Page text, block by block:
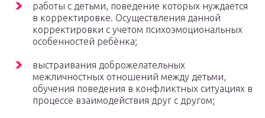
работы с детьми, поведение которых нуждается
в корректировке. Осуществления данной
корректировки с учетом психоэмоциональных
особенностей ребёнка;
выстраивания доброжелательных
межличностных отношений между детьми,
обучения поведения в конфликтных ситуациях в
процессе взаимодействия друг с другом;